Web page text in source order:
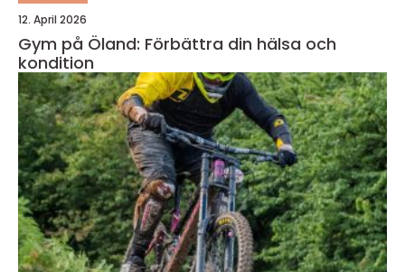
12. April 2026
Gym på Öland: Förbättra din hälsa och
kondition